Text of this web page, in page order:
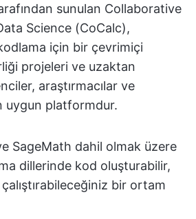
sunulan Collaborative
Science (CoCalc),
için bir çevrimiçi
projeleri ve uzaktan
araştırmacılar ve
uygun platformdur.
SageMath dahil olmak üzere
dillerinde kod oluşturabilir,
bir ortam